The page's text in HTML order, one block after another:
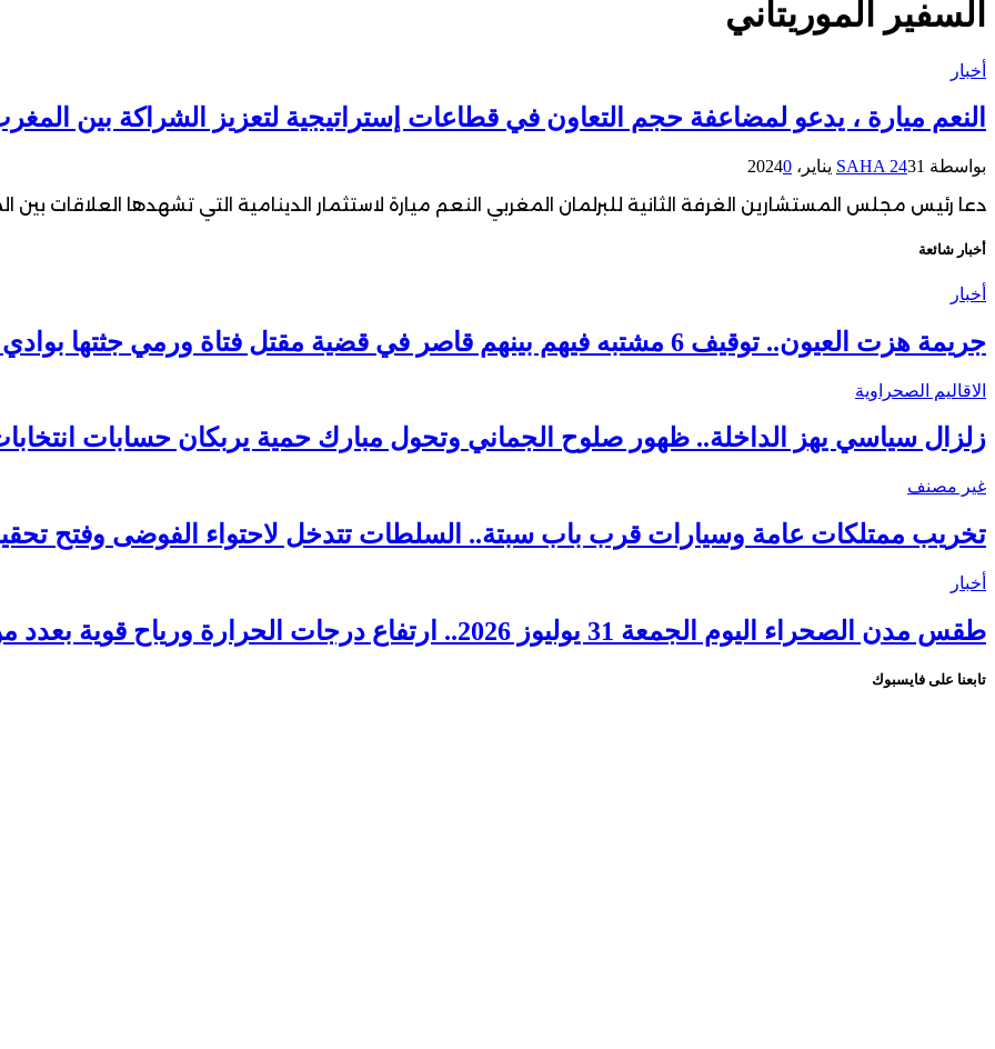
السفير الموريتاني
أخبار
النعم ميارة ، يدعو لمضاعفة حجم التعاون في قطاعات إستراتيجية لتعزيز الشراكة بين
بواسطة SAHA 2431 يناير، 2024 0
دعا رئيس مجلس المستشارين الغرفة الثانية للبرلمان المغربي النعم ميارة لاستثمار الدينامية التي تشهدها العلاقات
أخبار شائعة
أخبار
جريمة هزت العيون.. توقيف 6 مشتبه فيهم بينهم قاصر في قضية مقتل فتاة ورمي جثتها بوادي الساقية الحمراء
الاقاليم الصحراوية
زلزال سياسي يهز الداخلة.. ظهور صلوح الجماني وتحول مبارك حمية يربكان حسابات انتخابات
غير مصنف
تخريب ممتلكات عامة وسيارات قرب باب سبتة.. السلطات تتدخل لاحتواء الفوضى وفتح
أخبار
طقس مدن الصحراء اليوم الجمعة 31 يوليوز 2026.. ارتفاع درجات الحرارة ورياح قوية بعدد من الأقاليم
تابعنا على فايسبوك